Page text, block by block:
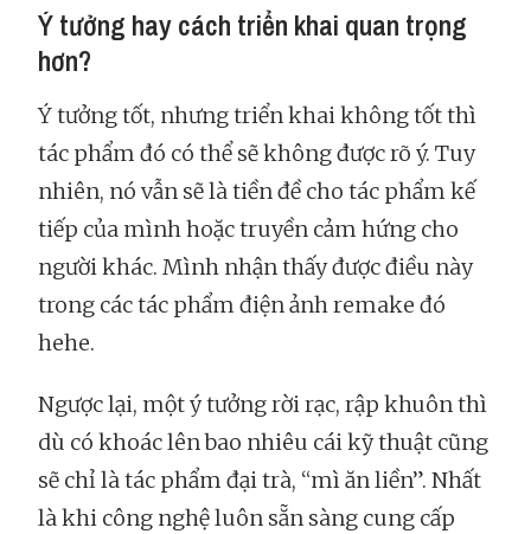
Ý tưởng hay cách triển khai quan trọng
hơn?
Ý tưởng tốt, nhưng triển khai không tốt thì
tác phẩm đó có thể sẽ không được rõ ý. Tuy
nhiên, nó vẫn sẽ là tiền đề cho tác phẩm kế
tiếp của mình hoặc truyền cảm hứng cho
người khác. Mình nhận thấy được điều này
trong các tác phẩm điện ảnh remake đó
hehe.
Ngược lại, một ý tưởng rời rạc, rập khuôn thì
dù có khoác lên bao nhiêu cái kỹ thuật cũng
sẽ chỉ là tác phẩm đại trà, “mì ăn liền”. Nhất
là khi công nghệ luôn sẵn sàng cung cấp